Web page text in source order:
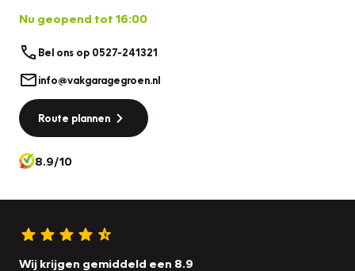
Nu geopend tot 16:00
Bel ons op 0527-241321
info@vakgaragegroen.nl
Route plannen
8.9/10
Wij krijgen gemiddeld een 8.9